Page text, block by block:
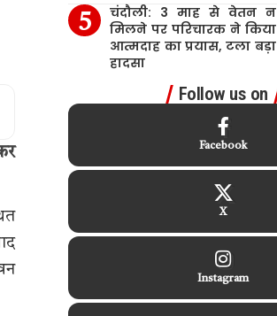
चंदौली: 3 माह से वेतन न
मिलने पर परिचारक ने किया
आत्मदाह का प्रयास, टला बड़ा
हादसा
Follow us on
Facebook
X
Instagram